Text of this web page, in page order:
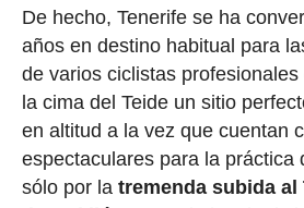
De hecho, Tenerife se ha
años en destino habitual para
de varios ciclistas
la cima del Teide un sitio
en altitud a la vez que cuentan
espectaculares para la práctica
sólo por la tremenda subida al